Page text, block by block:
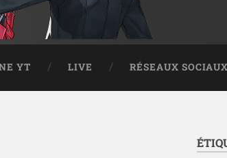
YT LIVE RÉSEAUX SOCIAUX